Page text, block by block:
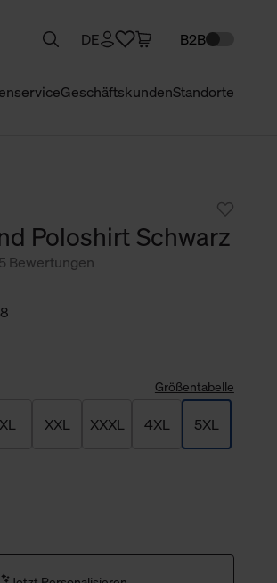
GeschäftskundenStandorte
DE B2B
Poloshirt Schwarz
Bewertungen
Größentabelle
XL XXL XXXL 4XL 5XL